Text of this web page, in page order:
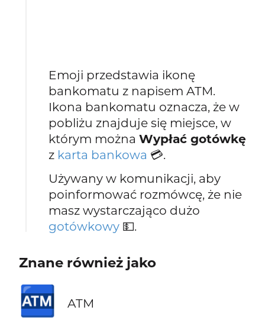
Emoji przedstawia ikonę
bankomatu z napisem ATM.
Ikona bankomatu oznacza, że w
pobliżu znajduje się miejsce, w
którym możnaWypłać gotówkę
z karta bankowa 💳.
Używany w komunikacji, aby
poinformować rozmówcę, że nie
masz wystarczająco dużo
gotówkowy 💵.
Znane również jako
🏧 ATM